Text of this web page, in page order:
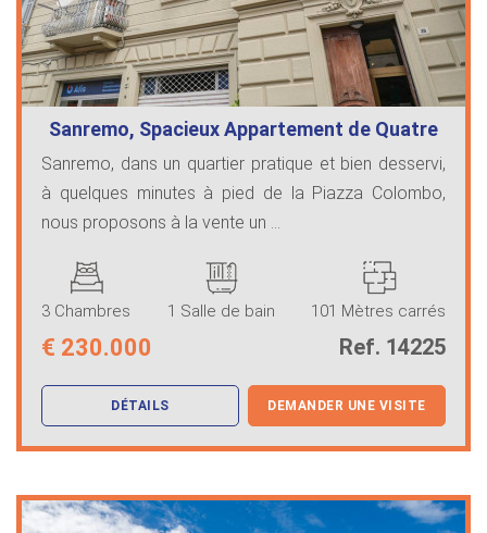
Sanremo, Spacieux Appartement de Quatre
…
Sanremo, dans un quartier pratique et bien desservi,
à quelques minutes à pied de la Piazza Colombo,
nous proposons à la vente un ...
3 Chambres 1 Salle de bain 101 Mètres carrés
€ 230.000 Ref. 14225
DÉTAILS DEMANDER UNE VISITE